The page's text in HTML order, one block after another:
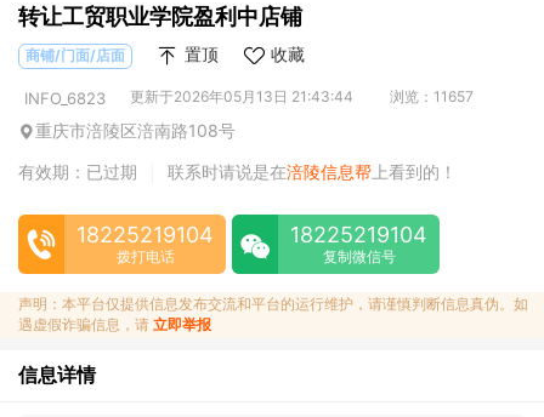
转让工贸职业学院盈利中店铺
商铺/门面/店面 置顶 收藏
INFO_6823 更新于2026年05月13日 21:43:44 浏览：11657
重庆市涪陵区涪南路108号
有效期：已过期
联系时请说是在涪陵信息帮 上看到的！
18225219104
拨打电话
18225219104
复制微信号
声明：本平台仅提供信息发布交流和平台的运行维护，请谨慎判断信息真伪。如
遇虚假诈骗信息，请 立即举报
信息详情